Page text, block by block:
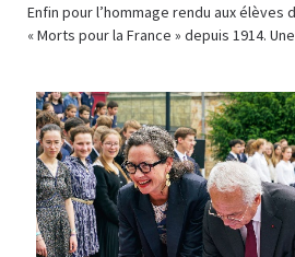
Enfin pour l’hommage rendu aux
« Morts pour la France » depuis 1914.